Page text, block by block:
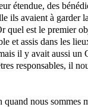
étendue, des
ils avaient à garder
quel est le premier
et assis dans les
il y avait aussi
responsables, il
nous